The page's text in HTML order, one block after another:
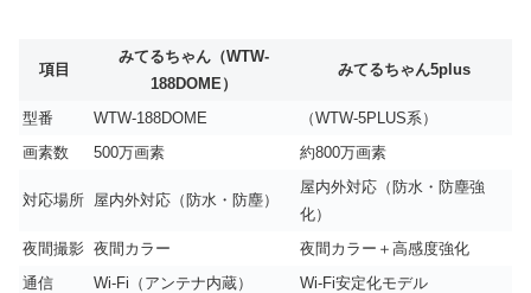
項目
みてるちゃん（WTW-
188DOME）
みてるちゃん5plus
型番 WTW-188DOME
（WTW-5PLUS系）
画素数
500万画素 約800万画素
対応場所 屋内外対応（防水・防塵）
屋内外対応（防水・防塵強
化）
夜間撮影 夜間カラー
夜間カラー＋高感度強化
通信
Wi-Fi（アンテナ内蔵） Wi-Fi安定化モデル